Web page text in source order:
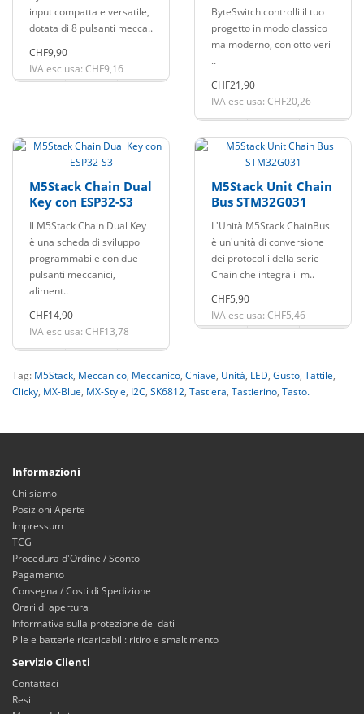
input compatta e versatile,
dotata di 8 pulsanti mecca..
CHF9,90
IVA esclusa: CHF9,16
ByteSwitch controlli il tuo
progetto in modo classico
ma moderno, con otto veri
..
CHF21,90
IVA esclusa: CHF20,26
M5Stack Chain Dual
Key con ESP32-S3
Il M5Stack Chain Dual Key
è una scheda di sviluppo
programmabile con due
pulsanti meccanici,
aliment..
CHF14,90
IVA esclusa: CHF13,78
M5Stack Unit Chain
Bus STM32G031
L'Unità M5Stack ChainBus
è un'unità di conversione
dei protocolli della serie
Chain che integra il m..
CHF5,90
IVA esclusa: CHF5,46
Tag: M5Stack, Meccanico, Meccanico, Chiave, Unità, LED, Gusto, Tattile,
Clicky, MX-Blue, MX-Style, I2C, SK6812, Tastiera, Tastierino, Tasto.
Informazioni
Chi siamo
Posizioni Aperte
Impressum
TCG
Procedura d'Ordine / Sconto
Pagamento
Consegna / Costi di Spedizione
Orari di apertura
Informativa sulla protezione dei dati
Pile e batterie ricaricabili: ritiro e smaltimento
Servizio Clienti
Contattaci
Resi